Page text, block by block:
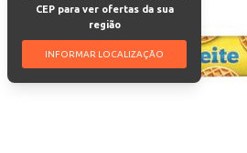
CEP para ver ofertas da sua
região
INFORMAR LOCALIZAÇÃO